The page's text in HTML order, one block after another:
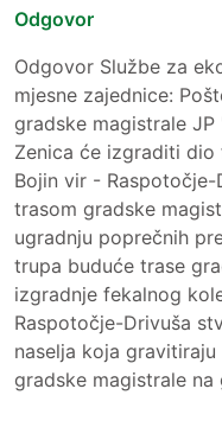
Odgovor
Odgovor Službe za
mjesne zajednice:
gradske magistrale
Zenica će izgraditi
Bojin vir -
trasom gradske
ugradnju poprečnih
trupa buduće trase
izgradnje fekalnog
Raspotočje-Drivuša
naselja koja
gradske magistrale